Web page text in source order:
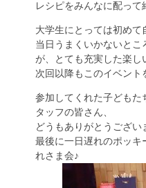
レシピをみんなに配って
大学生にとっては初めて
当日うまくいかないと
が、とても充実した楽し
次回以降もこのイベン
参加してくれた子どもた
タッフの皆さん、
どうもありがとうござ
最後に一日遅れのポッキ
れさま会♪